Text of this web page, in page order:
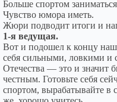
Больше спортом
Чувство юмора иметь.
Жюри подводит итоги и
1-я ведущая.
Вот и подошел к концу наш
себя сильными, ловкими
Отечества — это и значит
честным. Готовьте себя
спортом, вырабатывайте в